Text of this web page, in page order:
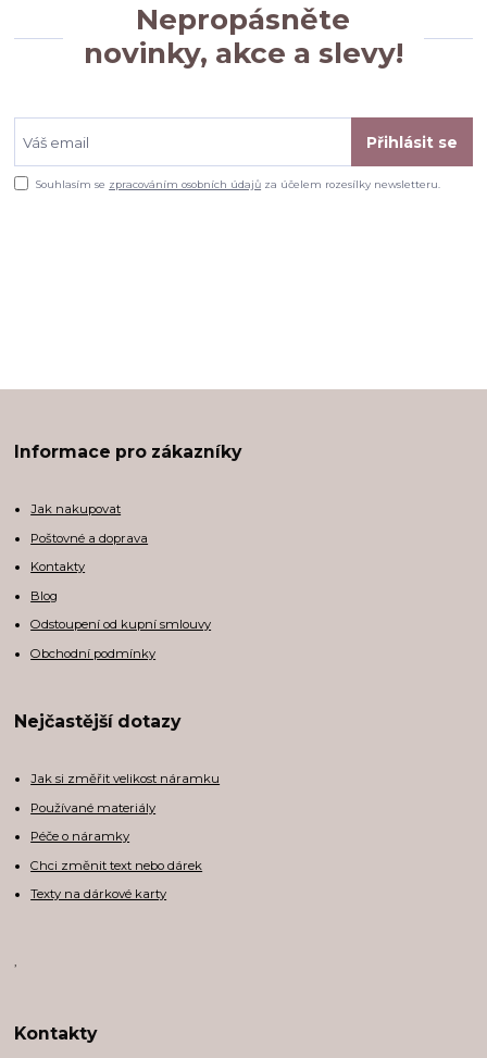
Nepropásněte
novinky, akce a slevy!
Přihlásit se
Souhlasím se zpracováním osobních údajů za účelem rozesílky newsletteru.
Informace pro zákazníky
Jak nakupovat
Poštovné a doprava
Kontakty
Blog
Odstoupení od kupní smlouvy
Obchodní podmínky
Nejčastější dotazy
Jak si změřit velikost náramku
Používané materiály
Péče o náramky
Chci změnit text nebo dárek
Texty na dárkové karty
,
Kontakty